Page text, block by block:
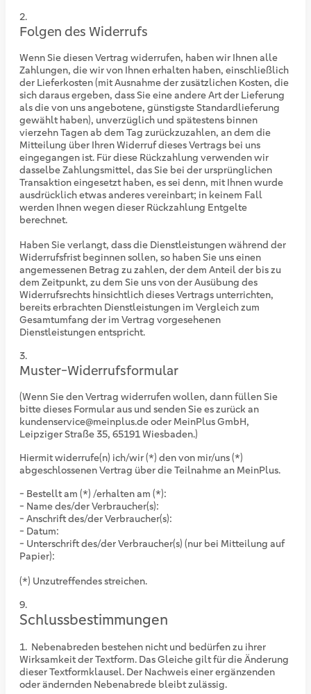
Folgen des Widerrufs
Wenn Sie diesen Vertrag widerrufen, haben wir Ihnen alle
Zahlungen, die wir von Ihnen erhalten haben, einschließlich
der Lieferkosten (mit Ausnahme der zusätzlichen Kosten, die
sich daraus ergeben, dass Sie eine andere Art der Lieferung
als die von uns angebotene, günstigste Standardlieferung
gewählt haben), unverzüglich und spätestens binnen
vierzehn Tagen ab dem Tag zurückzuzahlen, an dem die
Mitteilung über Ihren Widerruf dieses Vertrags bei uns
eingegangen ist. Für diese Rückzahlung verwenden wir
dasselbe Zahlungsmittel, das Sie bei der ursprünglichen
Transaktion eingesetzt haben, es sei denn, mit Ihnen wurde
ausdrücklich etwas anderes vereinbart; in keinem Fall
werden Ihnen wegen dieser Rückzahlung Entgelte
berechnet.
Haben Sie verlangt, dass die Dienstleistungen während der
Widerrufsfrist beginnen sollen, so haben Sie uns einen
angemessenen Betrag zu zahlen, der dem Anteil der bis zu
dem Zeitpunkt, zu dem Sie uns von der Ausübung des
Widerrufsrechts hinsichtlich dieses Vertrags unterrichten,
bereits erbrachten Dienstleistungen im Vergleich zum
Gesamtumfang der im Vertrag vorgesehenen
Dienstleistungen entspricht.
Muster-Widerrufsformular
(Wenn Sie den Vertrag widerrufen wollen, dann füllen Sie
bitte dieses Formular aus und senden Sie es zurück an
kundenservice@meinplus.de oder MeinPlus GmbH,
Leipziger Straße 35, 65191 Wiesbaden.)
Hiermit widerrufe(n) ich/wir (*) den von mir/uns (*)
abgeschlossenen Vertrag über die Teilnahme an MeinPlus.
- Bestellt am (*) /erhalten am (*):
- Name des/der Verbraucher(s):
- Anschrift des/der Verbraucher(s):
- Datum:
- Unterschrift des/der Verbraucher(s) (nur bei Mitteilung auf
Papier):
(*) Unzutreffendes streichen.
Schlussbestimmungen
Nebenabreden bestehen nicht und bedürfen zu ihrer
Wirksamkeit der Textform. Das Gleiche gilt für die Änderung
dieser Textformklausel. Der Nachweis einer ergänzenden
oder ändernden Nebenabrede bleibt zulässig.